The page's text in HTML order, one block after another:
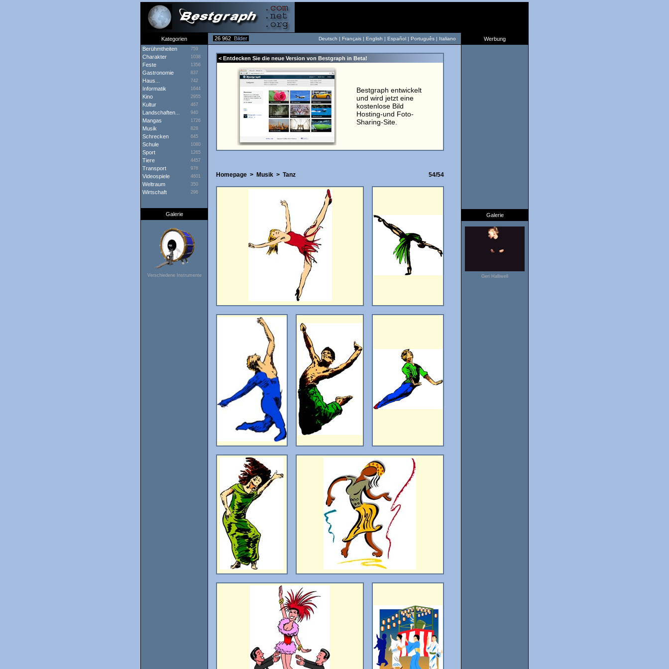
Kategorien 26 962 Bilder Deutsch | Français | English | Español | Português | Italiano
Werbung
Berühmtheiten
759
Charakter 1038
Feste 1356
Gastronomie 837
Haus... 742
Informatik 1644
Kino 2955
Kultur 467
Landschaften... 940
Mangas 1726
Musik 828
Schrecken 645
Schule 1080
Sport 1265
Tiere 4457
Transport 976
Videospiele 4601
Weltraum 350
Wirtschaft 296
Galerie
Verschiedene Instrumente
< Entdecken Sie die neue Version von Bestgraph in Beta!
Bestgraph entwickelt
und wird jetzt eine
kostenlose Bild
Hosting-und Foto-
Sharing-Site.
Homepage > Musik > Tanz 54/54
Galerie
Geri Halliwell